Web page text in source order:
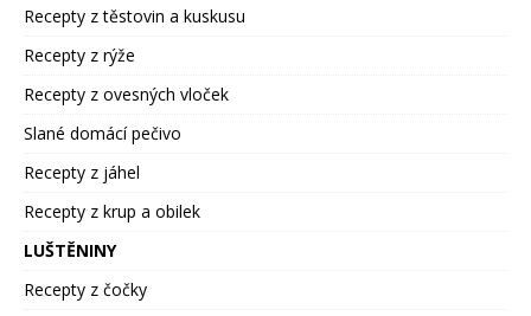
Recepty z těstovin a kuskusu
Recepty z rýže
Recepty z ovesných vloček
Slané domácí pečivo
Recepty z jáhel
Recepty z krup a obilek
LUŠTĚNINY
Recepty z čočky